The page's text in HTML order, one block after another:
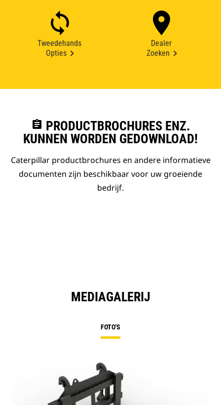
Tweedehands
Opties
Dealer
Zoeken
assignment PRODUCTBROCHURES ENZ.
KUNNEN WORDEN GEDOWNLOAD!
Caterpillar productbrochures en andere informatieve
documenten zijn beschikbaar voor uw groeiende
bedrijf.
MEDIAGALERIJ
FOTO'S